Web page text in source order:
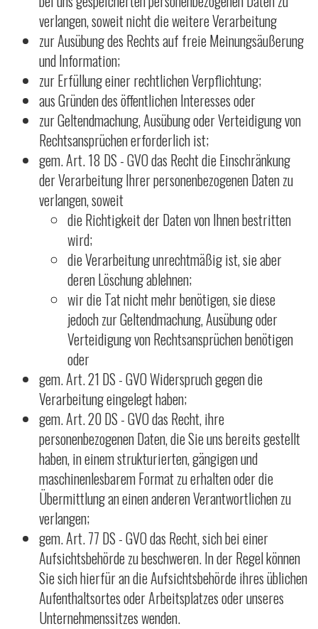
verlangen, soweit nicht die weitere Verarbeitung
zur Ausübung des Rechts auf freie Meinungsäußerung
und Information;
zur Erfüllung einer rechtlichen Verpflichtung;
aus Gründen des öffentlichen Interesses oder
zur Geltendmachung, Ausübung oder Verteidigung von
Rechtsansprüchen erforderlich ist;
gem. Art. 18 DS - GVO das Recht die Einschränkung
der Verarbeitung Ihrer personenbezogenen Daten zu
verlangen, soweit
die Richtigkeit der Daten von Ihnen bestritten
wird;
die Verarbeitung unrechtmäßig ist, sie aber
deren Löschung ablehnen;
wir die Tat nicht mehr benötigen, sie diese
jedoch zur Geltendmachung, Ausübung oder
Verteidigung von Rechtsansprüchen benötigen
oder
gem. Art. 21 DS - GVO Widerspruch gegen die
Verarbeitung eingelegt haben;
gem. Art. 20 DS - GVO das Recht, ihre
personenbezogenen Daten, die Sie uns bereits gestellt
haben, in einem strukturierten, gängigen und
maschinenlesbarem Format zu erhalten oder die
Übermittlung an einen anderen Verantwortlichen zu
verlangen;
gem. Art. 77 DS - GVO das Recht, sich bei einer
Aufsichtsbehörde zu beschweren. In der Regel können
Sie sich hierfür an die Aufsichtsbehörde ihres üblichen
Aufenthaltsortes oder Arbeitsplatzes oder unseres
Unternehmenssitzes wenden.